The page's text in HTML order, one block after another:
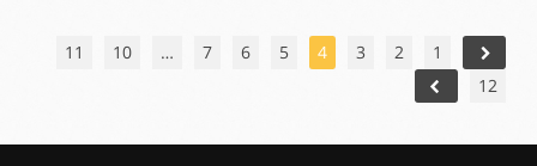
1
2
3
4
5
6
7
…
10
11
12